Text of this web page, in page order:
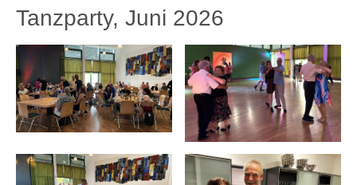
Tanzparty, Juni 2026